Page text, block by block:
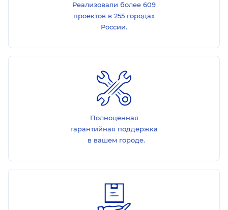
Реализовали более 609
проектов в 255 городах
России.
Полноценная
гарантийная поддержка
в вашем городе.